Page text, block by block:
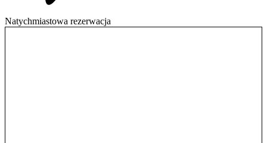
Natychmiastowa rezerwacja